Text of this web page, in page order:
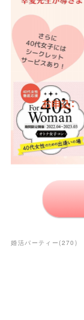
婚活パーティー(270 )